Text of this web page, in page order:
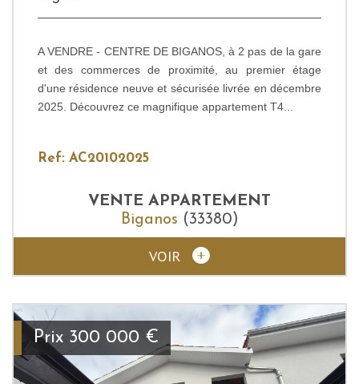
A VENDRE - CENTRE DE BIGANOS, à 2 pas de la gare
et des commerces de proximité, au premier étage
d'une résidence neuve et sécurisée livrée en décembre
2025. Découvrez ce magnifique appartement T4...
Ref: AC20102025
VENTE APPARTEMENT
Biganos (33380)
VOIR
Prix 300 000 €